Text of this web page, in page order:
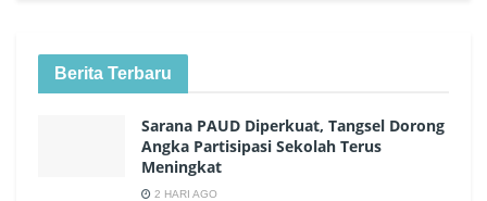
Berita Terbaru
Sarana PAUD Diperkuat, Tangsel Dorong
Angka Partisipasi Sekolah Terus
Meningkat
2 HARI AGO